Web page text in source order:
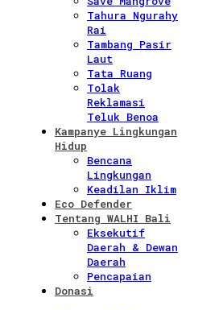
Tahura Ngurahy
Rai
Tambang Pasir
Laut
Tata Ruang
Tolak
Reklamasi
Teluk Benoa
Kampanye Lingkungan
Hidup
Bencana
Lingkungan
Keadilan Iklim
Eco Defender
Tentang WALHI Bali
Eksekutif
Daerah & Dewan
Daerah
Pencapaian
Donasi